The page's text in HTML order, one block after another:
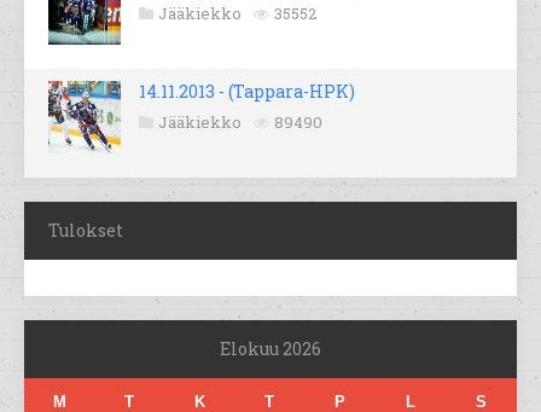
Jääkiekko 35552
14.11.2013 - (Tappara-HPK)
Jääkiekko 89490
Tulokset
Elokuu 2026
M T K T P L S